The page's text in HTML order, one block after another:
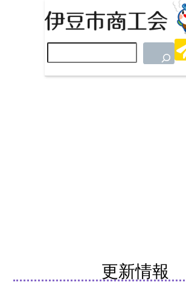
検
更新情報